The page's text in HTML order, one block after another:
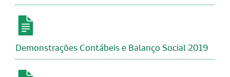
Demonstrações Contábeis e Balanço Social 2019